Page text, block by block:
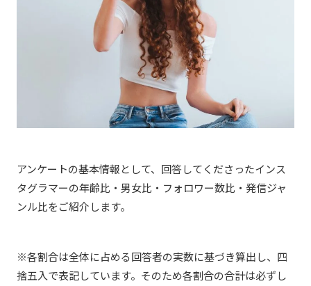
アンケートの基本情報として、回答してくださったインス
タグラマーの年齢比・男女比・フォロワー数比・発信ジャ
ンル比をご紹介します。
※各割合は全体に占める回答者の実数に基づき算出し、四
捨五入で表記しています。そのため各割合の合計は必ずし